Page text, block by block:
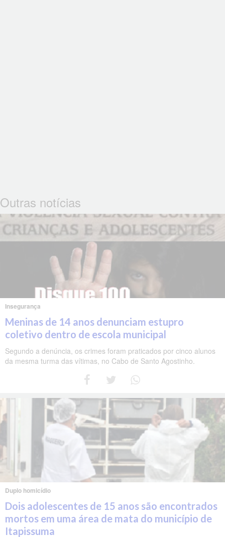
Outras notícias
Insegurança
Meninas de 14 anos denunciam estupro
coletivo dentro de escola municipal
Segundo a denúncia, os crimes foram praticados por cinco alunos
da mesma turma das vítimas, no Cabo de Santo Agostinho.
Duplo homicídio
Dois adolescentes de 15 anos são encontrados
mortos em uma área de mata do município de
Itapissuma